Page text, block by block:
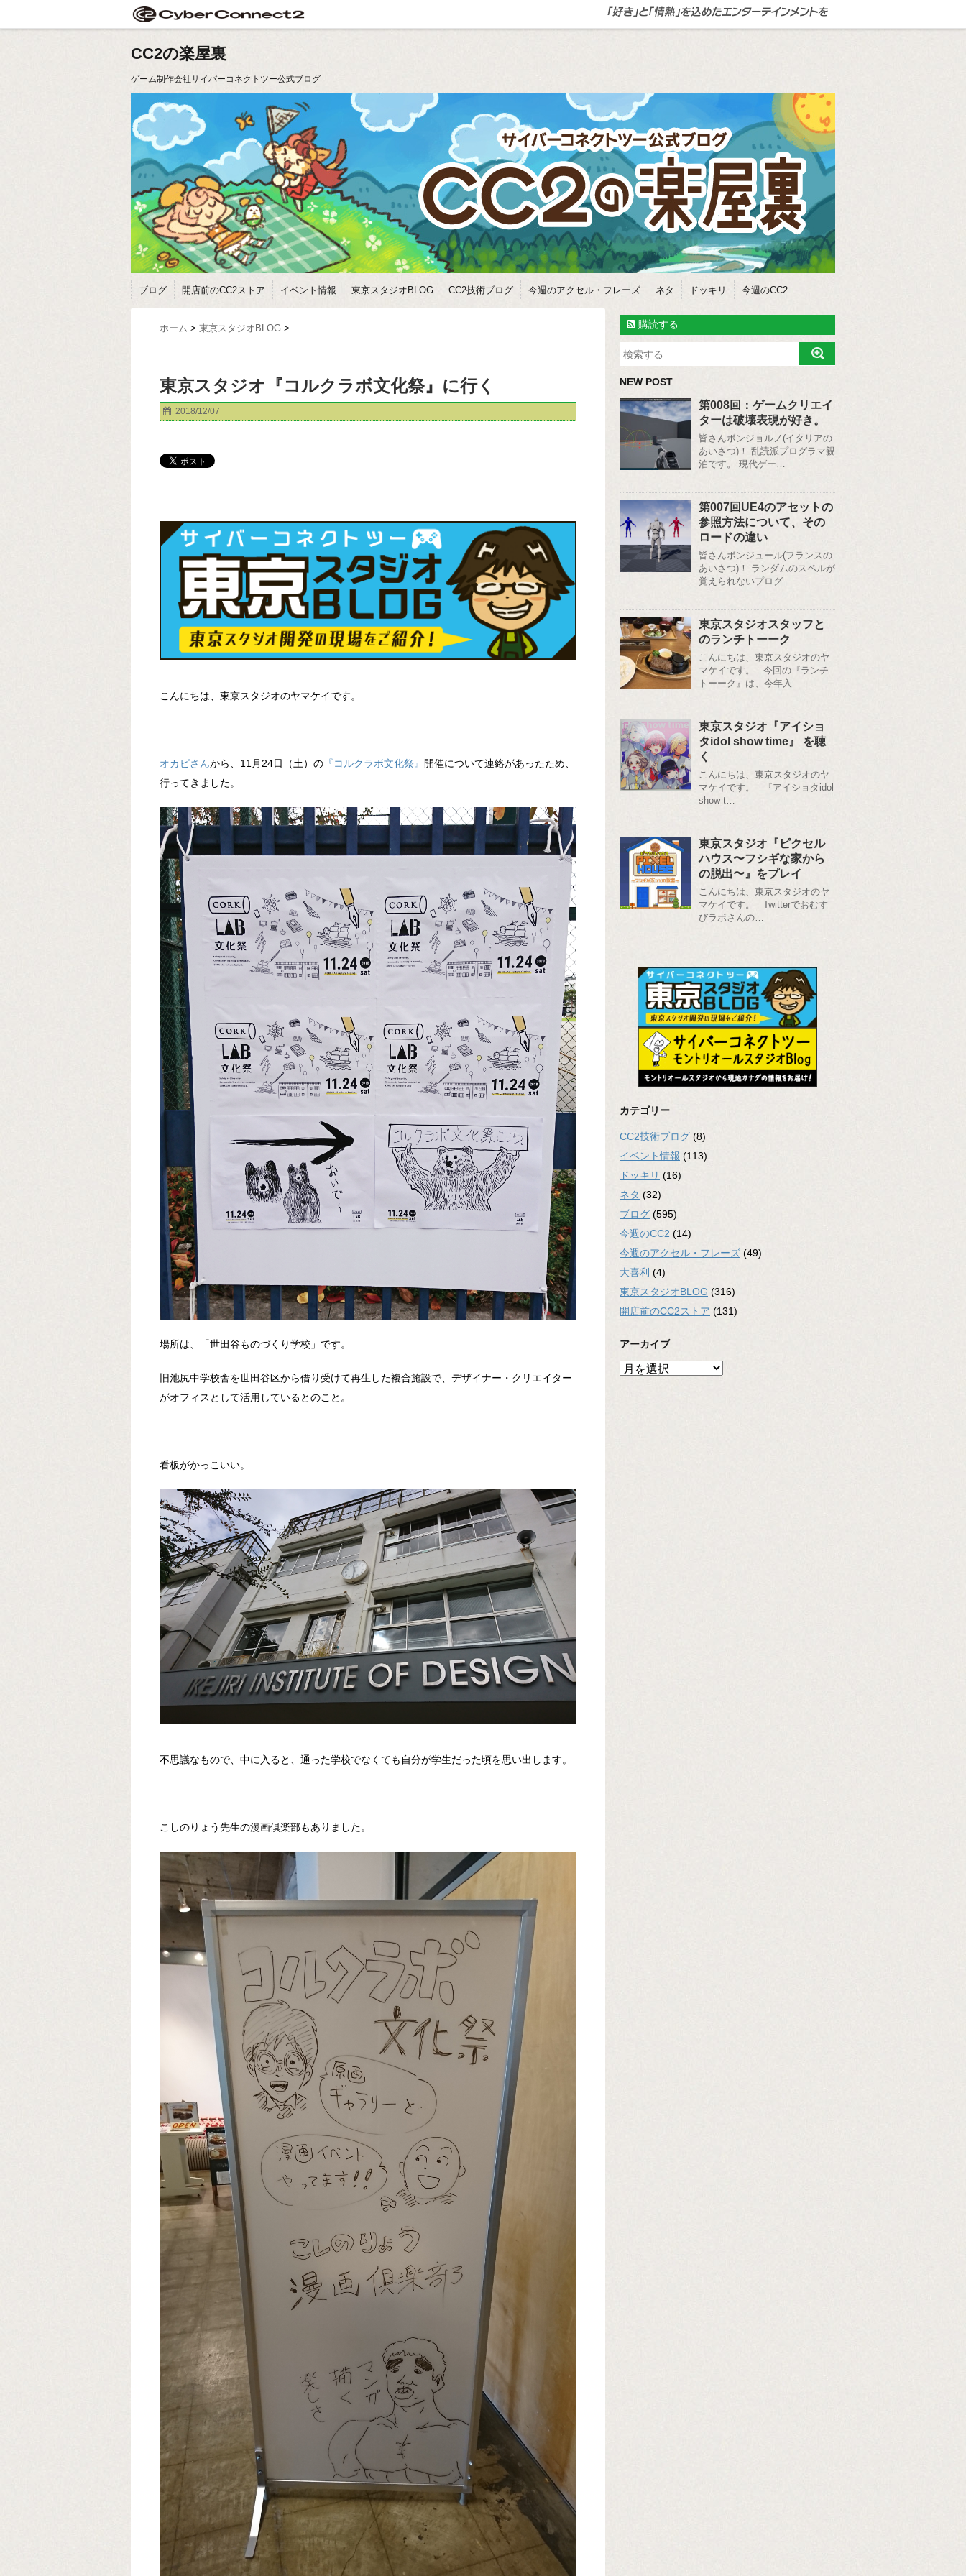
CC2の楽屋裏
ゲーム制作会社サイバーコネクトツー公式ブログ
ブログ 開店前のCC2ストア イベント情報 東京スタジオBLOG CC2技術ブログ 今週のアクセル・フレーズ ネタ ドッキリ 今週のCC2
ホーム > 東京スタジオBLOG >
東京スタジオ『コルクラボ文化祭』に行く
2018/12/07
こんにちは、東京スタジオのヤマケイです。
オカピさんから、11月24日（土）の 『コルクラボ文化祭』 開催について連絡があったため、
行ってきました。
場所は、「世田谷ものづくり学校」です。
旧池尻中学校舎を世田谷区から借り受けて再生した複合施設で、デザイナー・クリエイター
がオフィスとして活用しているとのこと。
看板がかっこいい。
不思議なもので、中に入ると、通った学校でなくても自分が学生だった頃を思い出します。
こしのりょう先生の漫画倶楽部もありました。
購読する
NEW POST
第008回：ゲームクリエイ
ターは破壊表現が好き。
皆さんボンジョルノ(イタリアの
あいさつ)！ 乱読派プログラマ親
泊です。 現代ゲー…
第007回UE4のアセットの
参照方法について、その
ロードの違い
皆さんボンジュール(フランスの
あいさつ)！ ランダムのスペルが
覚えられないプログ…
東京スタジオスタッフと
のランチトーーク
こんにちは、東京スタジオのヤ
マケイです。 今回の『ランチ
トーーク』は、今年入…
東京スタジオ『アイショ
タidol show time』 を聴
く
こんにちは、東京スタジオのヤ
マケイです。 『アイショタidol
show t…
東京スタジオ『ピクセル
ハウス〜フシギな家から
の脱出〜』をプレイ
こんにちは、東京スタジオのヤ
マケイです。 Twitterでおむす
びラボさんの…
カテゴリー
CC2技術ブログ (8)
イベント情報 (113)
ドッキリ (16)
ネタ (32)
ブログ (595)
今週のCC2 (14)
今週のアクセル・フレーズ (49)
大喜利 (4)
東京スタジオBLOG (316)
開店前のCC2ストア (131)
アーカイブ
ア